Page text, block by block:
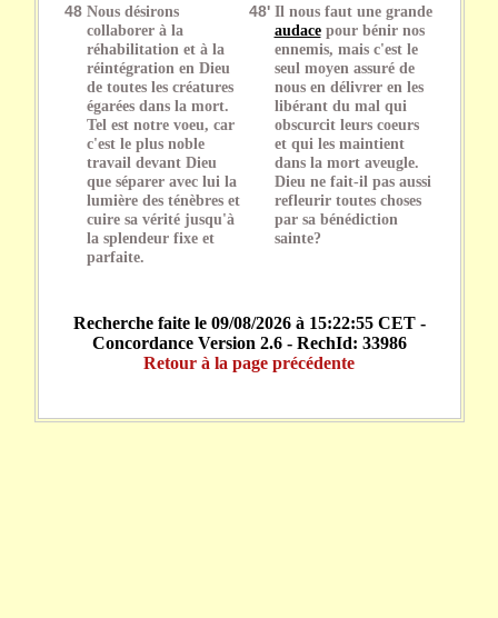
48 Nous désirons
collaborer à la
réhabilitation et à la
réintégration en Dieu
de toutes les créatures
égarées dans la mort.
Tel est notre voeu, car
c'est le plus noble
travail devant Dieu
que séparer avec lui la
lumière des ténèbres et
cuire sa vérité jusqu'à
la splendeur fixe et
parfaite.
48' Il nous faut une grande
audacepour bénir nos
ennemis, mais c'est le
seul moyen assuré de
nous en délivrer en les
libérant du mal qui
obscurcit leurs coeurs
et qui les maintient
dans la mort aveugle.
Dieu ne fait-il pas aussi
refleurir toutes choses
par sa bénédiction
sainte?
Recherche faite le 09/08/2026 à 15:22:55 CET -
Concordance Version 2.6 - RechId: 33986
Retour à la page précédente